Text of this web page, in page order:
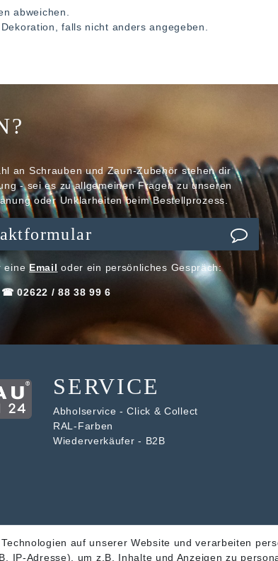
abweichen.
falls nicht anders angegeben.
an Schrauben und Zaun-Zubehör stehen dir
- sei es zu allgemeinen Fragen zu unseren
oder Unklarheiten beim Bestellprozess.
eine Email oder ein persönliches Gespräch:
02622 / 88 38 99 6
SERVICE
Abholservice - Click & Collect
RAL-Farben
Wiederverkäufer - B2B
auf unserer Website und verarbeiten
IP-Adresse), um z.B. Inhalte und Anzeigen zu